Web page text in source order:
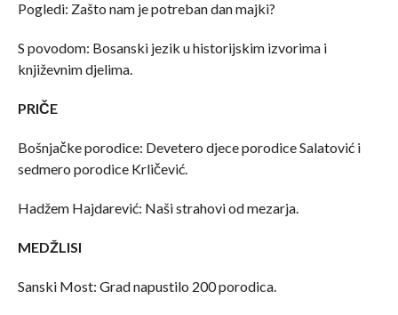
Pogledi: Zašto nam je potreban dan majki?
S povodom: Bosanski jezik u historijskim izvorima i
književnim djelima.
PRIČE
Bošnjačke porodice: Devetero djece porodice Salatović i
sedmero porodice Krličević.
Hadžem Hajdarević: Naši strahovi od mezarja.
MEDŽLISI
Sanski Most: Grad napustilo 200 porodica.